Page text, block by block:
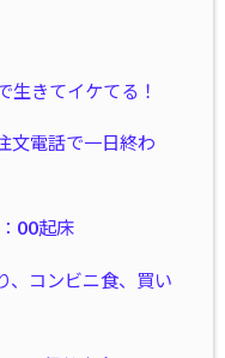
きてイケてる！
電話で一日終わ
00起床
コンビニ食、買い